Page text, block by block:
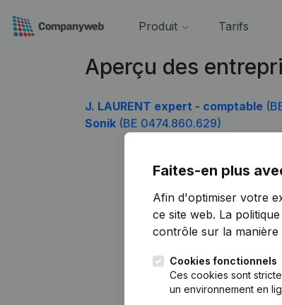
Produit Tarifs
Aperçu des
J. LAURENT expert - comptable
Sonik (BE 0474.860.629)
Faites-en plus
Afin d'optimiser votre
ce site web. La
contrôle sur la manière
Cookies fonctionnels
Ces cookies sont
un environnement en